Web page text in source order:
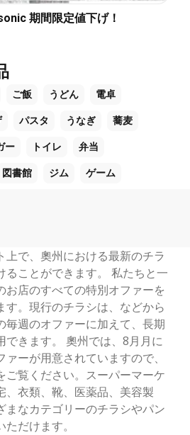
期間限定値下げ！
ご飯 うどん 電卓
パスタ うなぎ 蕎麦
ー トイレ 弁当
図書館 ジム ゲーム
上で、奧州における最新のチラ
ることができます。 私たちと一
お店のすべての特別オファーを
す。現行のチラシは、などから
毎週のオファーに加えて、長期
できます。 奧州では、8月月に
ーが用意されていますので、
ご覧ください。スーパーマーケ
、衣類、靴、医薬品、美容製
まなカテゴリーのチラシやパン
だけます。